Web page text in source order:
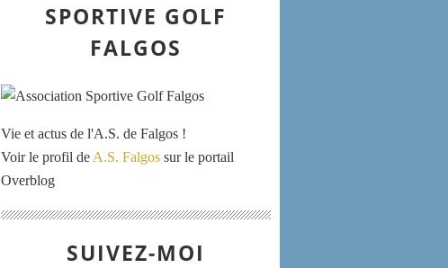
SPORTIVE GOLF
FALGOS
Vie et actus de l'A.S. de Falgos !
Voir le profil de A.S. Falgos sur le portail
Overblog
SUIVEZ-MOI